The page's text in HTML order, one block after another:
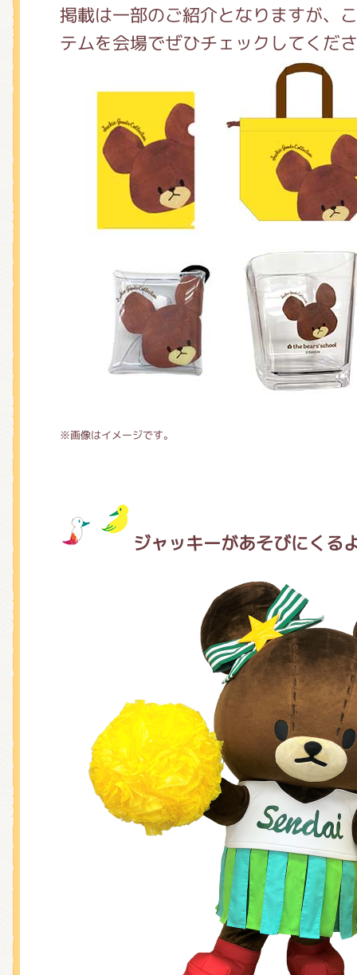
掲載は一部のご紹介となりますが、
テムを会場でぜひチェックしてくだ
※画像はイメージです。
ジャッキーがあそびにくる